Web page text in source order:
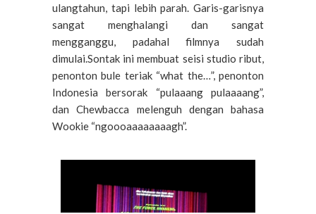
ulangtahun, tapi lebih parah. Garis-garisnya
sangat menghalangi dan sangat
mengganggu, padahal filmnya sudah
dimulai.Sontak ini membuat seisi studio ribut,
penonton bule teriak “what the…”, penonton
Indonesia bersorak “pulaaang pulaaaang”,
dan Chewbacca melenguh dengan bahasa
Wookie “ngoooaaaaaaaagh”.